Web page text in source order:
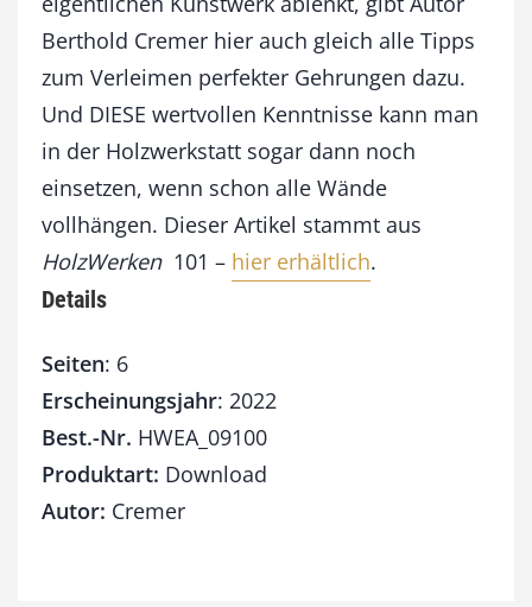
Berthold Cremer hier auch gleich alle Tipps
zum Verleimen perfekter Gehrungen dazu.
Und DIESE wertvollen Kenntnisse kann man
in der Holzwerkstatt sogar dann noch
einsetzen, wenn schon alle Wände
vollhängen. Dieser Artikel stammt aus
HolzWerken 101 – hier erhältlich.
Details
Seiten: 6
Erscheinungsjahr: 2022
Best.-Nr. HWEA_09100
Produktart: Download
Autor: Cremer